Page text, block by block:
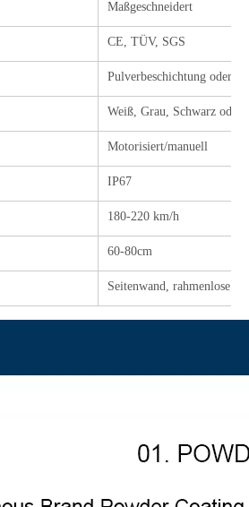
Maßgeschneidert
CE, TÜV, SGS
Pulverbeschichtung oder
Weiß, Grau, Schwarz oder
Motorisiert/manuell
IP67
180-220 km/h
60-80cm
Seitenwand, rahmenlose